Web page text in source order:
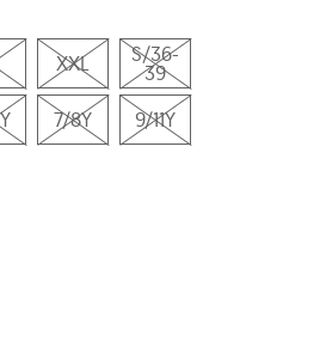
XXL S/36-
39
7/8Y 9/11Y